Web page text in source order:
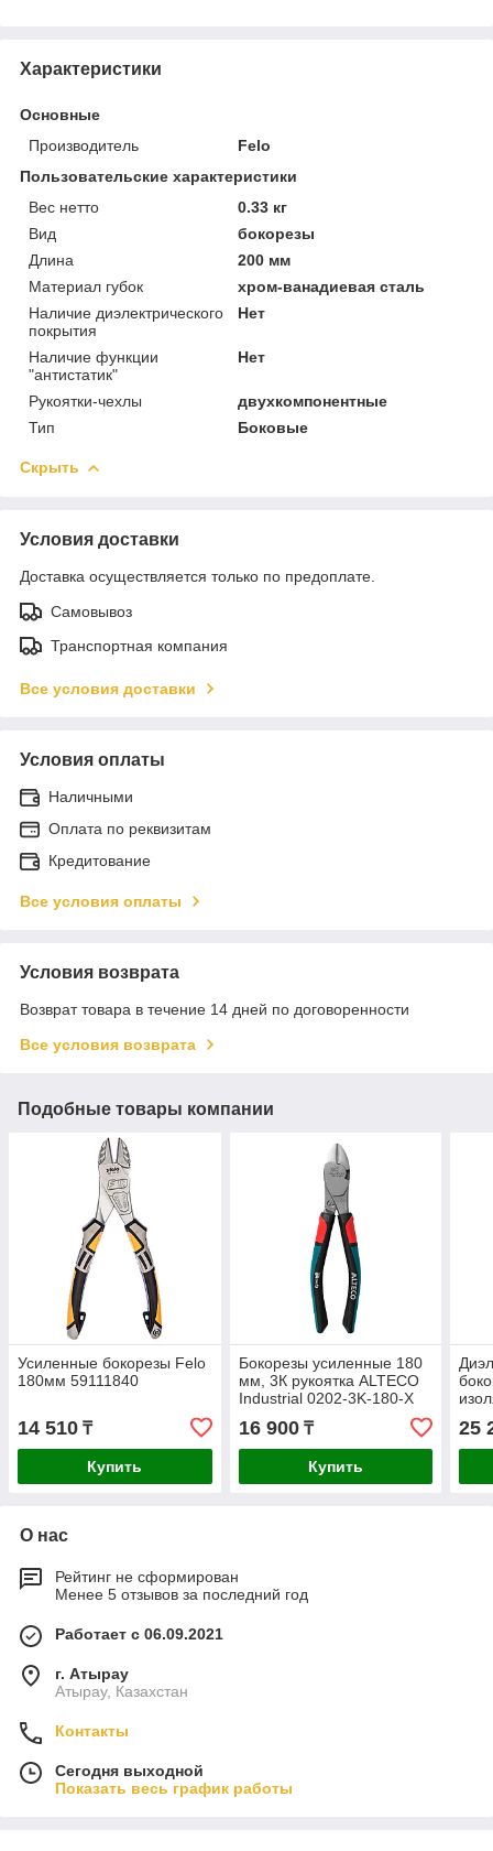
Характеристики
Основные
Производитель
Felo
Пользовательские характеристики
Вес нетто
0.33 кг
Вид
бокорезы
Длина
200 мм
Материал губок
хром-ванадиевая сталь
Наличие диэлектрического
покрытия
Нет
Наличие функции
"антистатик"
Нет
Рукоятки-чехлы
двухкомпонентные
Тип
Боковые
Скрыть
Условия доставки
Доставка осуществляется только по предоплате.
Самовывоз
Транспортная компания
Все условия доставки
Условия оплаты
Наличными
Оплата по реквизитам
Кредитование
Все условия оплаты
Условия возврата
Возврат товара в течение 14 дней по договоренности
Все условия возврата
Подобные товары компании
Усиленные бокорезы Felo
180мм 59111840
14 510 ₸
Купить
Бокорезы усиленные 180
мм, 3К рукоятка ALTECO
Industrial 0202-3K-180-X
16 900₸
Купить
25
О нас
Рейтинг не сформирован
Менее 5 отзывов за последний год
Работает с 06.09.2021
г. Атырау
Атырау, Казахстан
Контакты
Сегодня выходной
Показать весь график работы